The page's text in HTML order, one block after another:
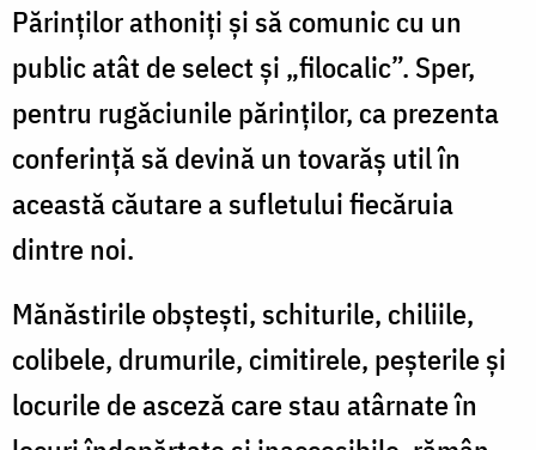
Părinților athoniți și să comunic cu un
public atât de select și „filocalic”. Sper,
pentru rugăciunile părinților, ca prezenta
conferință să devină un tovarăș util în
această căutare a sufletului fiecăruia
dintre noi.
Mănăstirile obștești, schiturile, chiliile,
colibele, drumurile, cimitirele, peșterile și
locurile de asceză care stau atârnate în